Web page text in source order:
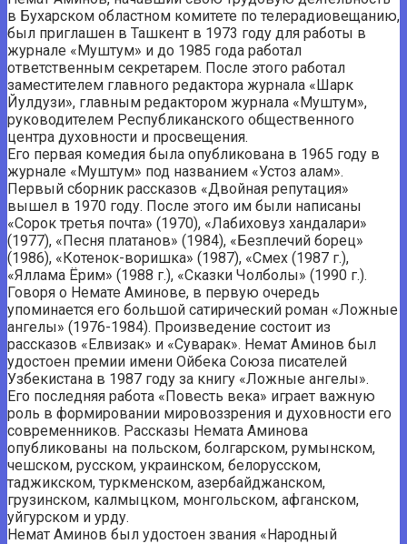
в Бухарском областном комитете по телерадиовещанию,
был приглашен в Ташкент в 1973 году для работы в
журнале «Муштум» и до 1985 года работал
ответственным секретарем. После этого работал
заместителем главного редактора журнала «Шарк
Йулдузи», главным редактором журнала «Муштум»,
руководителем Республиканского общественного
центра духовности и просвещения.
Его первая комедия была опубликована в 1965 году в
журнале «Муштум» под названием «Устоз алам».
Первый сборник рассказов «Двойная репутация»
вышел в 1970 году. После этого им были написаны
«Сорок третья почта» (1970), «Лабиховуз хандалари»
(1977), «Песня платанов» (1984), «Безплечий борец»
(1986), «Котенок-воришка» (1987), «Смех (1987 г.),
«Яллама Ёрим» (1988 г.), «Сказки Чолболы» (1990 г.).
Говоря о Немате Аминове, в первую очередь
упоминается его большой сатирический роман «Ложные
ангелы» (1976-1984). Произведение состоит из
рассказов «Елвизак» и «Суварак». Немат Аминов был
удостоен премии имени Ойбека Союза писателей
Узбекистана в 1987 году за книгу «Ложные ангелы».
Его последняя работа «Повесть века» играет важную
роль в формировании мировоззрения и духовности его
современников. Рассказы Немата Аминова
опубликованы на польском, болгарском, румынском,
чешском, русском, украинском, белорусском,
таджикском, туркменском, азербайджанском,
грузинском, калмыцком, монгольском, афганском,
уйгурском и урду.
Немат Аминов был удостоен звания «Народный